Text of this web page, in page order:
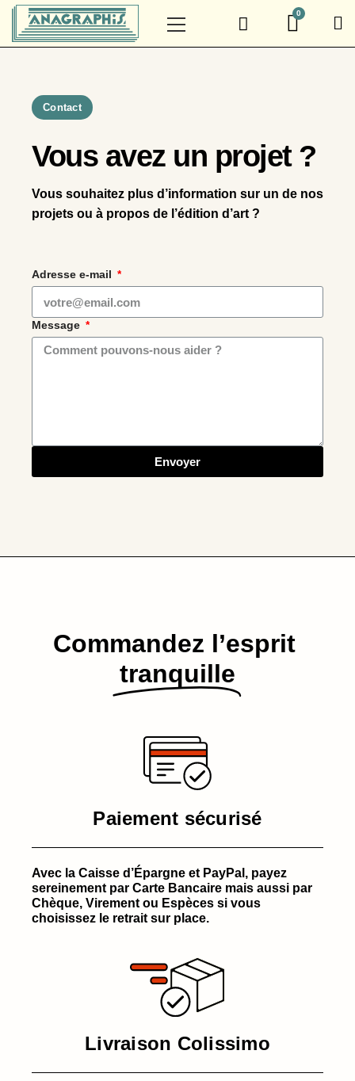
Contact
Vous avez un projet ?
Vous souhaitez plus d’information sur un de nos
projets ou à propos de l’édition d’art ?
Adresse e-mail
Message
Envoyer
Commandez l’esprit​
tranquille
Paiement sécurisé
Avec la Caisse d’Épargne et PayPal, payez
sereinement par Carte Bancaire mais aussi par
Chèque, Virement ou Espèces si vous
choisissez le retrait sur place.
Livraison Colissimo